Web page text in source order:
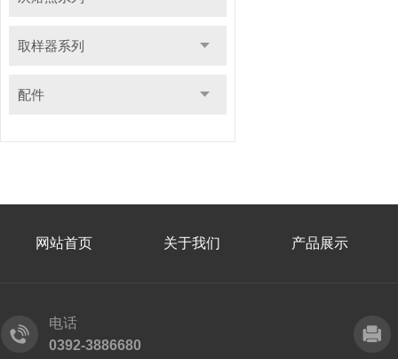
取样器系列
配件
网站首页 关于我们 产品展示
电话
0392-3886680